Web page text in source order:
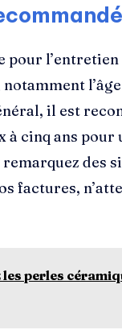
pour
il est
à cinq ans
des
factures,
les perles